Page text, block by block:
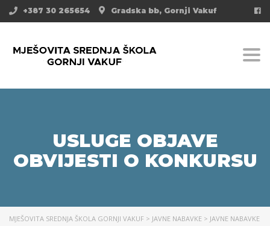
Gradska bb, Gornji Vakuf
+387 30 265654
USLUGE OBJAVE
OBVIJESTI O KONKURSU
MJEŠOVITA SREDNJA ŠKOLA GORNJI VAKUF > JAVNE NABAVKE > JAVNE NABAVKE